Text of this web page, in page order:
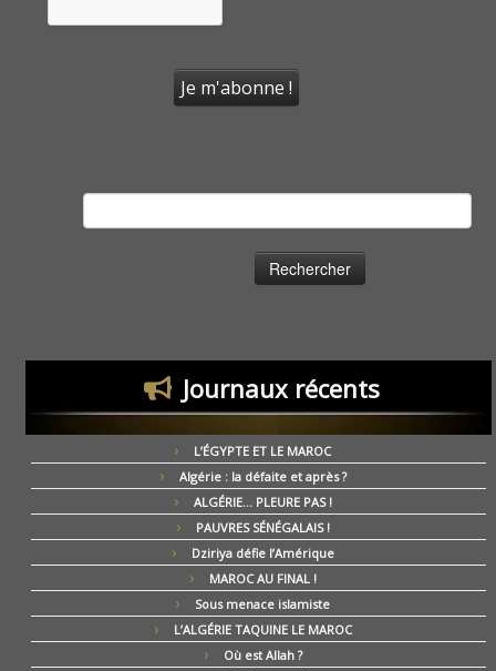
Journaux récents
L’ÉGYPTE ET LE MAROC
Algérie : la défaite et après ?
ALGÉRIE… PLEURE PAS !
PAUVRES SÉNÉGALAIS !
Dziriya défie l’Amérique
MAROC AU FINAL !
Sous menace islamiste
L’ALGÉRIE TAQUINE LE MAROC
Où est Allah ?